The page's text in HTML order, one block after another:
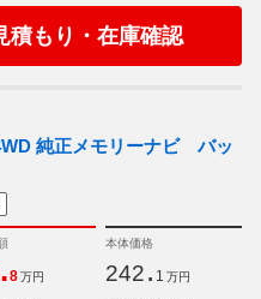
積もり・在庫確認
純正メモリーナビ バッ
.8 万円
本体価格
242. 1 万円